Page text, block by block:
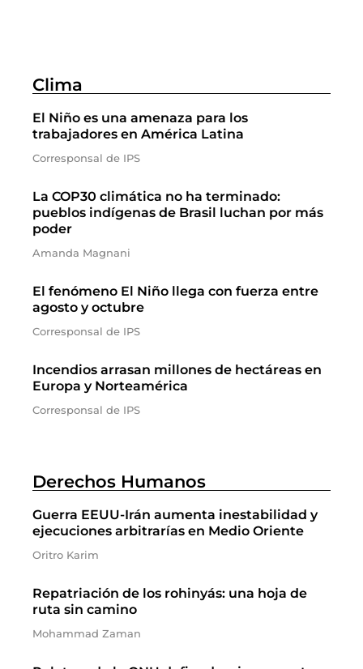
Clima
El Niño es una amenaza para los
trabajadores en América Latina
Corresponsal de IPS
La COP30 climática no ha terminado:
pueblos indígenas de Brasil luchan por más
poder
Amanda Magnani
El fenómeno El Niño llega con fuerza entre
agosto y octubre
Corresponsal de IPS
Incendios arrasan millones de hectáreas en
Europa y Norteamérica
Corresponsal de IPS
Derechos Humanos
Guerra EEUU-Irán aumenta inestabilidad y
ejecuciones arbitrarías en Medio Oriente
Oritro Karim
Repatriación de los rohinyás: una hoja de
ruta sin camino
Mohammad Zaman